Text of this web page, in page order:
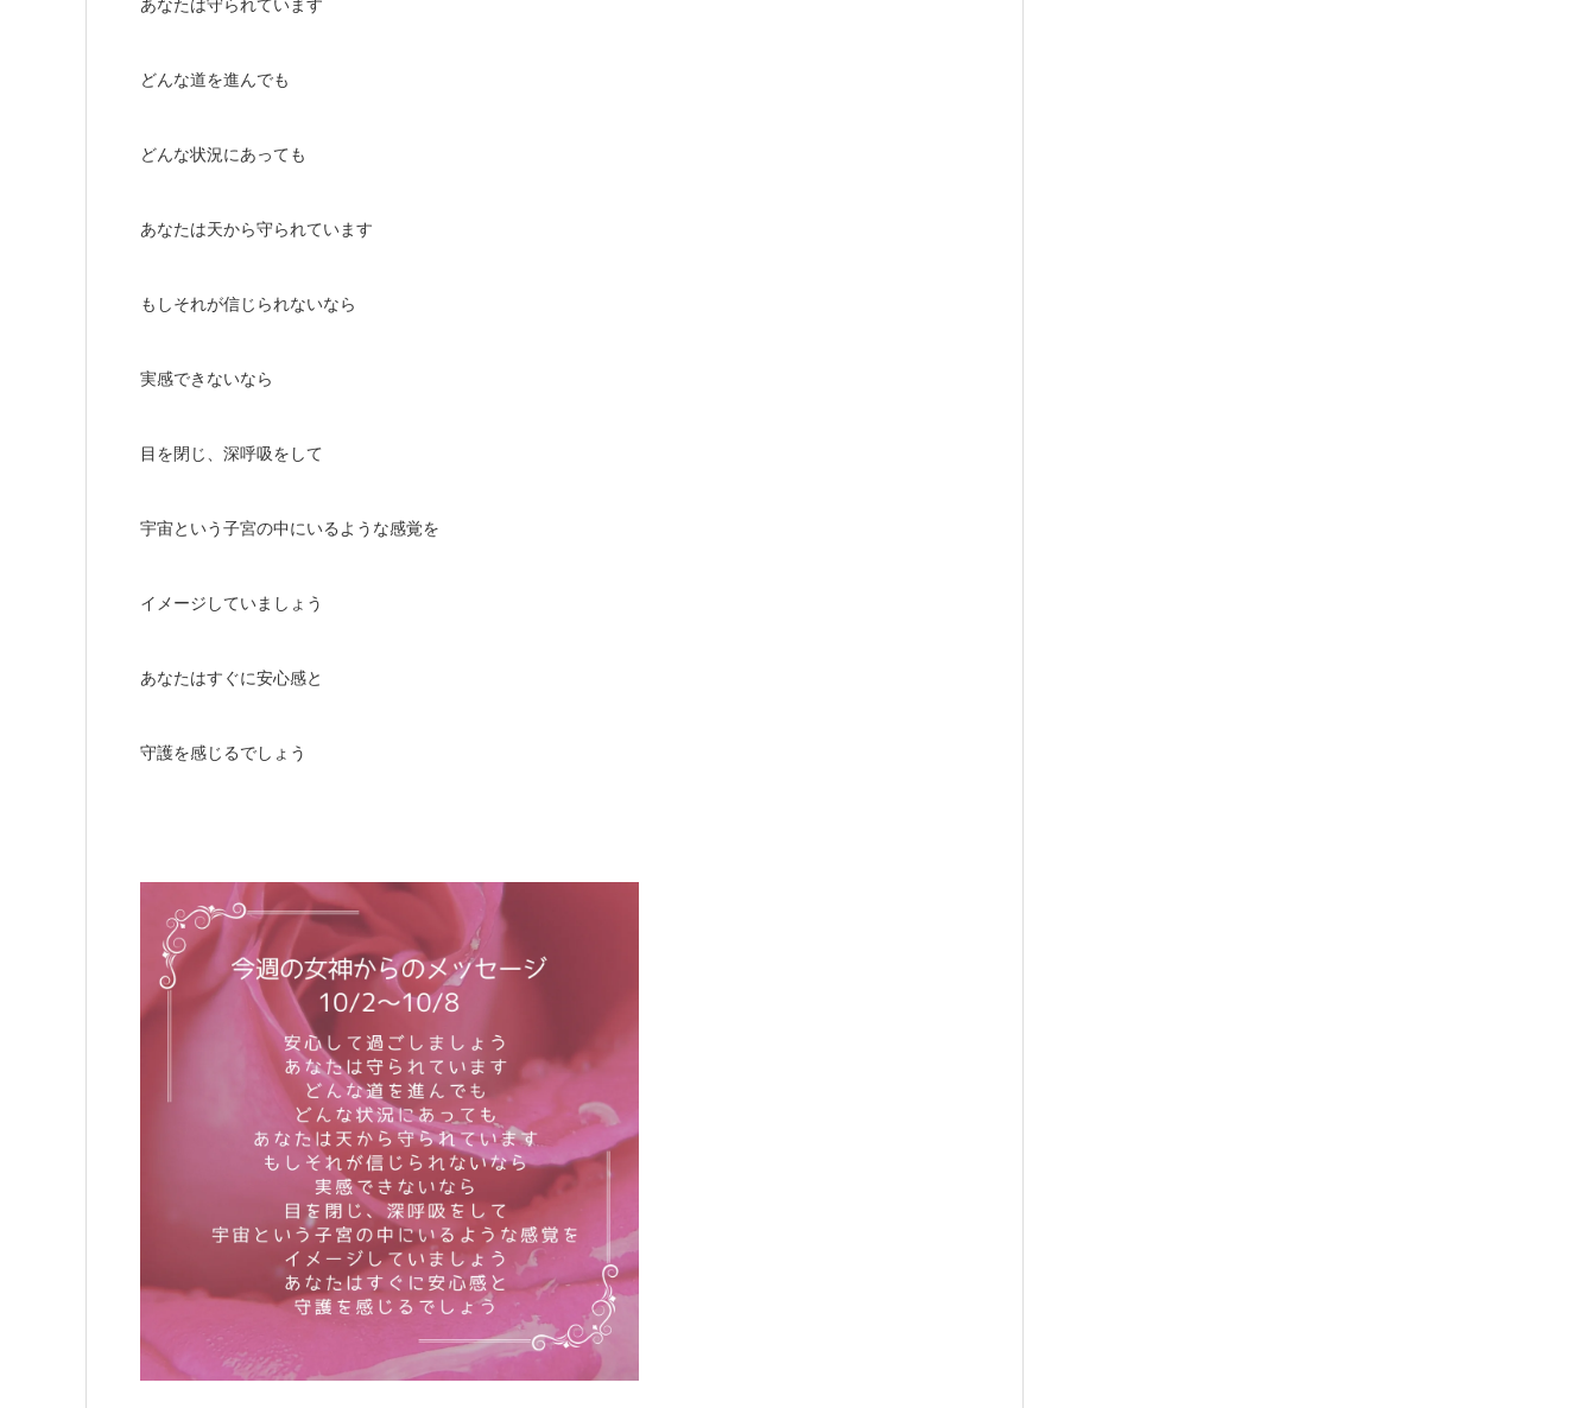
あなたは守られています
どんな道を進んでも
どんな状況にあっても
あなたは天から守られています
もしそれが信じられないなら
実感できないなら
目を閉じ、深呼吸をして
宇宙という子宮の中にいるような感覚を
イメージしていましょう
あなたはすぐに安心感と
守護を感じるでしょう